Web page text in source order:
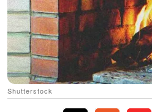
Shutterstock